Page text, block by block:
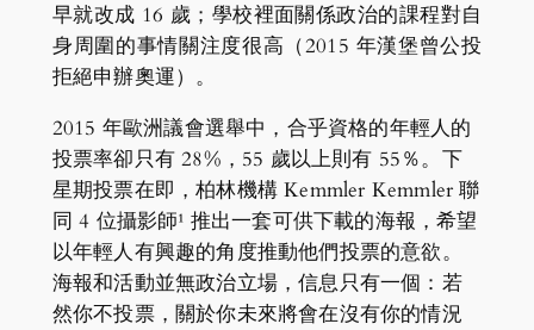
早就改成 16 歲；學校裡面關係政治的課程對自
身周圍的事情關注度很高（2015 年漢堡曾公投
拒絕申辦奧運）。
2015 年歐洲議會選舉中，合乎資格的年輕人的
投票率卻只有 28%，55 歲以上則有 55％。下
星期投票在即，柏林機構 Kemmler Kemmler 聯
同 4 位攝影師¹ 推出一套可供下載的海報，希望
以年輕人有興趣的角度推動他們投票的意欲。
海報和活動並無政治立場，信息只有一個：若
然你不投票，關於你未來將會在沒有你的情況